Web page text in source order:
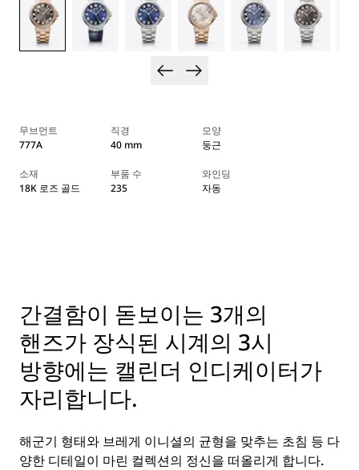
무브먼트
777A
직경
40 mm
모양
둥근
소재
18K 로즈 골드
부품 수
235
와인딩
자동
간결함이 돋보이는 3개의
핸즈가 장식된 시계의 3시
방향에는 캘린더 인디케이터가
자리합니다.
해군기 형태와 브레게 이니셜의 균형을 맞추는 초침 등 다
양한 디테일이 마린 컬렉션의 정신을 떠올리게 합니다.